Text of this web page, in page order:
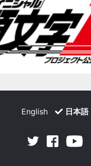
English 日本語
Twitter Facebook